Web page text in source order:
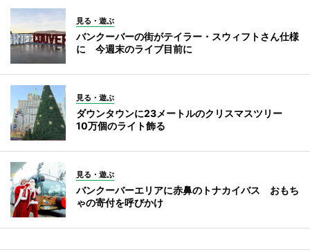
見る・遊ぶ
バンクーバーの街がテイラー・スウィフトさん仕様
に 今週末のライブ目前に
見る・遊ぶ
ダウンタウンに23メートルのクリスマスツリー
10万個のライト飾る
見る・遊ぶ
バンクーバーエリアに赤鼻のトナカイバス おもち
ゃの寄付を呼びかけ